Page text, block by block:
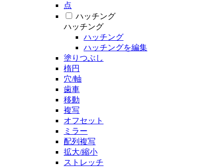
点
ハッチング
ハッチング
ハッチング
ハッチングを編集
塗りつぶし
楕円
穴/軸
歯車
移動
複写
オフセット
ミラー
配列複写
拡大/縮小
ストレッチ